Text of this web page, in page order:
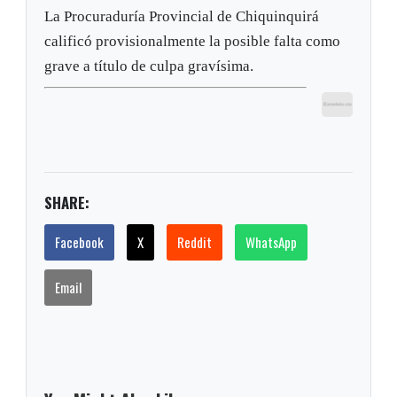
La Procuraduría Provincial de Chiquinquirá
calificó provisionalmente la posible falta como
grave a título de culpa gravísima.
SHARE:
Facebook X Reddit WhatsApp
Email